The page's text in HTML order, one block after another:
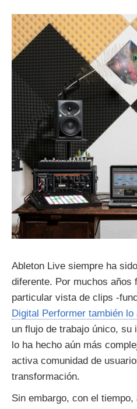
Ableton Live siempre ha
diferente. Por muchos años
particular vista de clips -
Digital Performer también lo
un flujo de trabajo único, su
lo ha hecho aún más
activa comunidad de
transformación.
Sin embargo, con el